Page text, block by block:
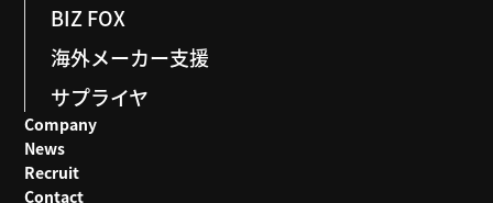
BIZ FOX
海外メーカー支援
サプライヤ
Company
News
Recruit
Contact